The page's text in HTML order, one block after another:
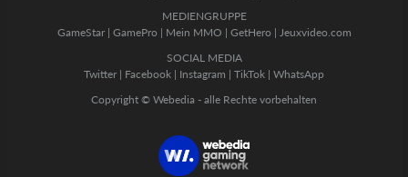
MEDIENGRUPPE
GameStar| GamePro | Mein MMO | GetHero | Jeuxvideo.com
SOCIAL MEDIA
Twitter | Facebook | Instagram | TikTok | WhatsApp
Copyright © Webedia - alle Rechte vorbehalten